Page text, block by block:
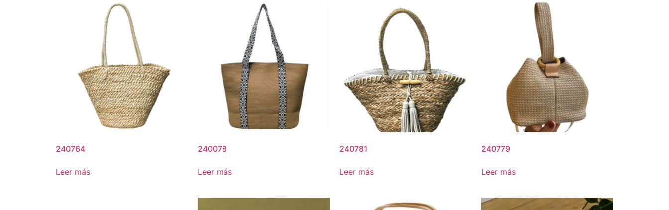
240764
Leer más
240078
Leer más
240781
Leer más
240779
Leer más